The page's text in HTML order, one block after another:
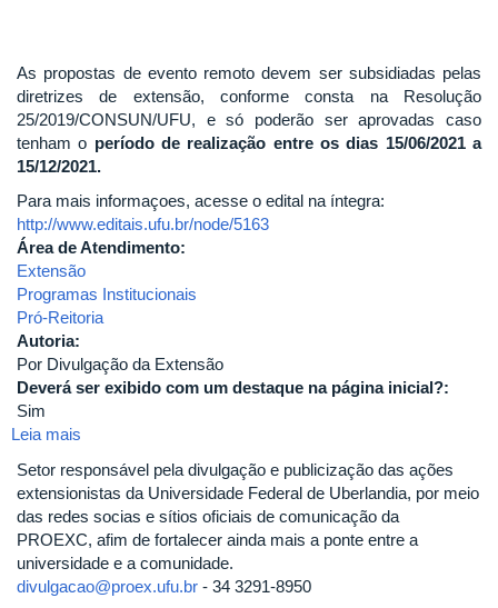
As propostas de evento remoto devem ser subsidiadas pelas
diretrizes de extensão, conforme consta na Resolução
25/2019/CONSUN/UFU, e só poderão ser aprovadas caso
tenham o período de realização entre os dias 15/06/2021 a
15/12/2021.
Para mais informaçoes, acesse o edital na íntegra:
http://www.editais.ufu.br/node/5163
Área de Atendimento:
Extensão
Programas Institucionais
Pró-Reitoria
Autoria:
Por Divulgação da Extensão
Deverá ser exibido com um destaque na página inicial?:
Sim
Leia mais
Institucional
de
Apoio
a
Eventos
de
Setor responsável pela divulgação e publicização das ações
extensionistas da Universidade Federal de Uberlandia, por meio
das redes socias e sítios oficiais de comunicação da
PROEXC, afim de fortalecer ainda mais a ponte entre a
universidade e a comunidade.
divulgacao@proex.ufu.br - 34 3291-8950